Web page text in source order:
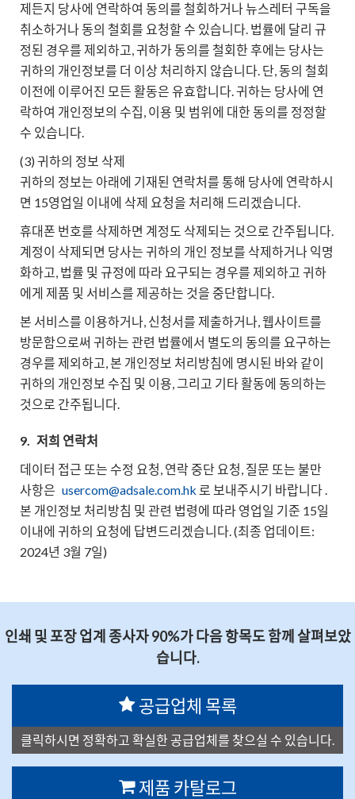
제든지 당사에 연락하여 동의를 철회하거나 뉴스레터 구독을
취소하거나 동의 철회를 요청할 수 있습니다. 법률에 달리 규
정된 경우를 제외하고, 귀하가 동의를 철회한 후에는 당사는
귀하의 개인정보를 더 이상 처리하지 않습니다. 단, 동의 철회
이전에 이루어진 모든 활동은 유효합니다. 귀하는 당사에 연
락하여 개인정보의 수집, 이용 및 범위에 대한 동의를 정정할
수 있습니다.
(3) 귀하의 정보 삭제
귀하의 정보는 아래에 기재된 연락처를 통해 당사에 연락하시
면 15영업일 이내에 삭제 요청을 처리해 드리겠습니다.
휴대폰 번호를 삭제하면 계정도 삭제되는 것으로 간주됩니다.
계정이 삭제되면 당사는 귀하의 개인 정보를 삭제하거나 익명
화하고, 법률 및 규정에 따라 요구되는 경우를 제외하고 귀하
에게 제품 및 서비스를 제공하는 것을 중단합니다.
본 서비스를 이용하거나, 신청서를 제출하거나, 웹사이트를
방문함으로써 귀하는 관련 법률에서 별도의 동의를 요구하는
경우를 제외하고, 본 개인정보 처리방침에 명시된 바와 같이
귀하의 개인정보 수집 및 이용, 그리고 기타 활동에 동의하는
것으로 간주됩니다.
9. 저희 연락처
데이터 접근 또는 수정 요청, 연락 중단 요청, 질문 또는 불만
사항은 usercom@adsale.com.hk 로 보내주시기 바랍니다 .
본 개인정보 처리방침 및 관련 법령에 따라 영업일 기준 15일
이내에 귀하의 요청에 답변드리겠습니다. (최종 업데이트:
2024년 3월 7일)
인쇄 및 포장 업계 종사자 90%가 다음 항목도 함께 살펴보았
습니다.
공급업체 목록
클릭하시면 정확하고 확실한 공급업체를 찾으실 수 있습니다.
제품 카탈로그